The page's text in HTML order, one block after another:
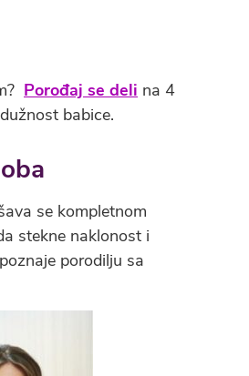
Porođaj se deli na 4
babice.
se kompletnom
stekne naklonost i
porodilju sa